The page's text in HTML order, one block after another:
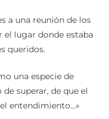
a una reunión de los
el lugar donde estaba
queridos.
una especie de
superar, de que el
entendimiento…»